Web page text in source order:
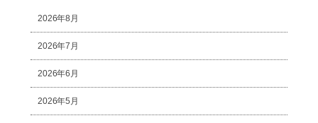
2026年8月
2026年7月
2026年6月
2026年5月